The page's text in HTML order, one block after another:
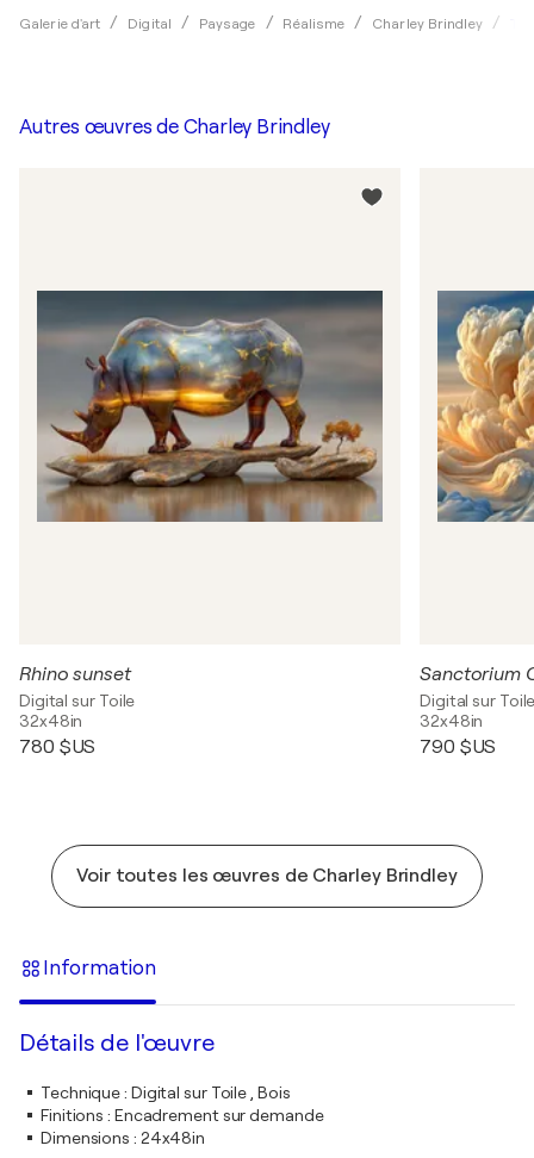
Galerie d'art Digital Paysage Réalisme Charley Brindley
Autres œuvres de Charley Brindley
Rhino sunset
Digital sur Toile
32x48in
780 $US
Sanctorium
Digital sur
32x48in
790 $US
Voir toutes les œuvres de Charley Brindley
Information
Détails de l'œuvre
Technique: Digital sur Toile , Bois
Finitions : Encadrement sur demande
Dimensions : 24x48in